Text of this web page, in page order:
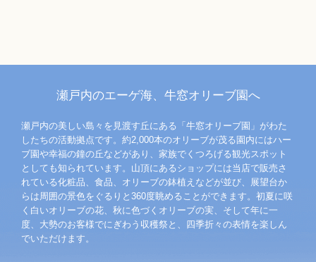
瀬戸内のエーゲ海、牛窓オリーブ園へ
瀬戸内の美しい島々を見渡す丘にある「牛窓オリーブ園」がわた
したちの活動拠点です。約2,000本のオリーブが茂る園内にはハー
ブ園や幸福の鐘の丘などがあり、家族でくつろげる観光スポット
としても知られています。山頂にあるショップには当店で販売さ
れている化粧品、食品、オリーブの鉢植えなどが並び、展望台か
らは周囲の景色をぐるりと360度眺めることができます。初夏に咲
く白いオリーブの花、秋に色づくオリーブの実、そして年に一
度、大勢のお客様でにぎわう収穫祭と、四季折々の表情を楽しん
でいただけます。